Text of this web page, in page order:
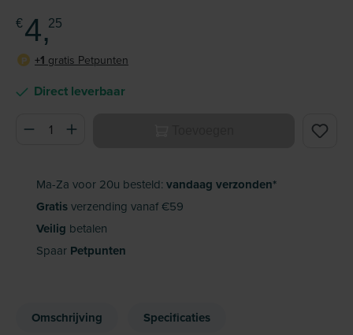
Direct leverbaar
€ 4,25
Producthoeveelheid: Voer de gewenste hoeveelheid in of
P +1 gratis Petpunten
Ma-Za voor 20u besteld: vandaag verzonden*
Gratisverzending vanaf €59
Veilig betalen
Spaar Petpunten
Omschrijving Specificaties